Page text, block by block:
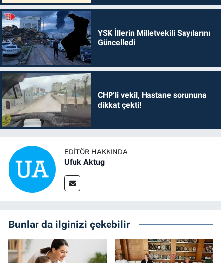
YSK İllerin Milletvekili Sayılarını
Güncelledi
CHP’li vekil, Hastane sorununa
dikkat çekti!
EDITÖR HAKKINDA
Ufuk Aktug
Bunlar da ilginizi çekebilir